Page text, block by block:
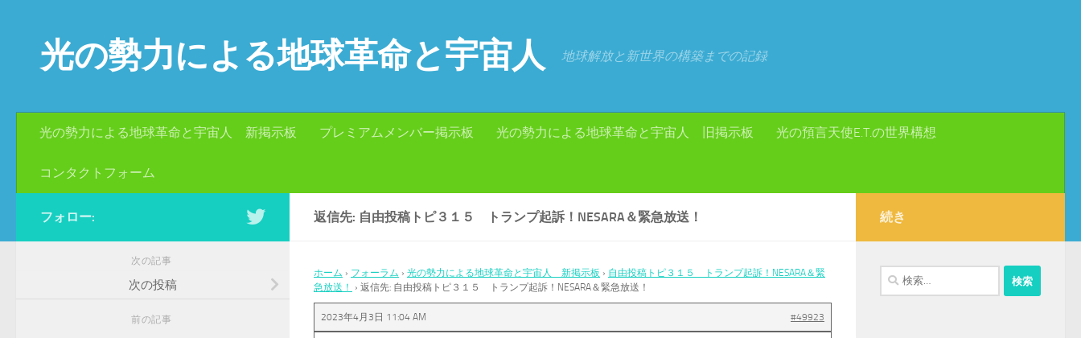
光の勢力による地球革命と宇宙人 地球解放と新世界の構築までの記録
光の勢力による地球革命と宇宙人 新掲示板 プレミアムメンバー掲示板 光の勢力による地球革命と宇宙人 旧掲示板 光の預言天使E.T.の世界構想
コンタクトフォーム
返信先: 自由投稿トピ３１５ トランプ起訴！NESARA＆緊急放送！
ホーム › フォーラム › 光の勢力による地球革命と宇宙人 新掲示板 › 自由投稿トピ３１５ トランプ起訴！NESARA＆緊
急放送！
› 返信先: 自由投稿トピ３１５ トランプ起訴！NESARA＆緊急放送！
2023年4月3日 11:04 AM #49923
フォロー:
次の記事
次の投稿
前の記事
続き
検
索: